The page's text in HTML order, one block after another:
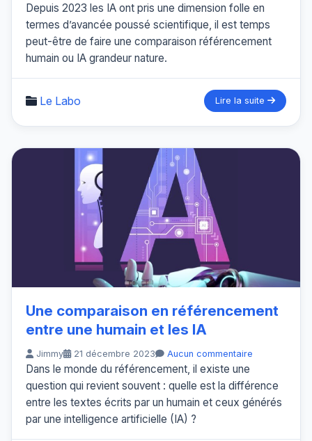
Depuis 2023 les IA ont pris une dimension folle en
termes d’avancée poussé scientifique, il est temps
peut-être de faire une comparaison référencement
humain ou IA grandeur nature.
Le Labo Lire la suite
Une comparaison en référencement
entre une humain et les IA
Jimmy 21 décembre 2023 Aucun commentaire
Dans le monde du référencement, il existe une
question qui revient souvent : quelle est la différence
entre les textes écrits par un humain et ceux générés
par une intelligence artificielle (IA) ?